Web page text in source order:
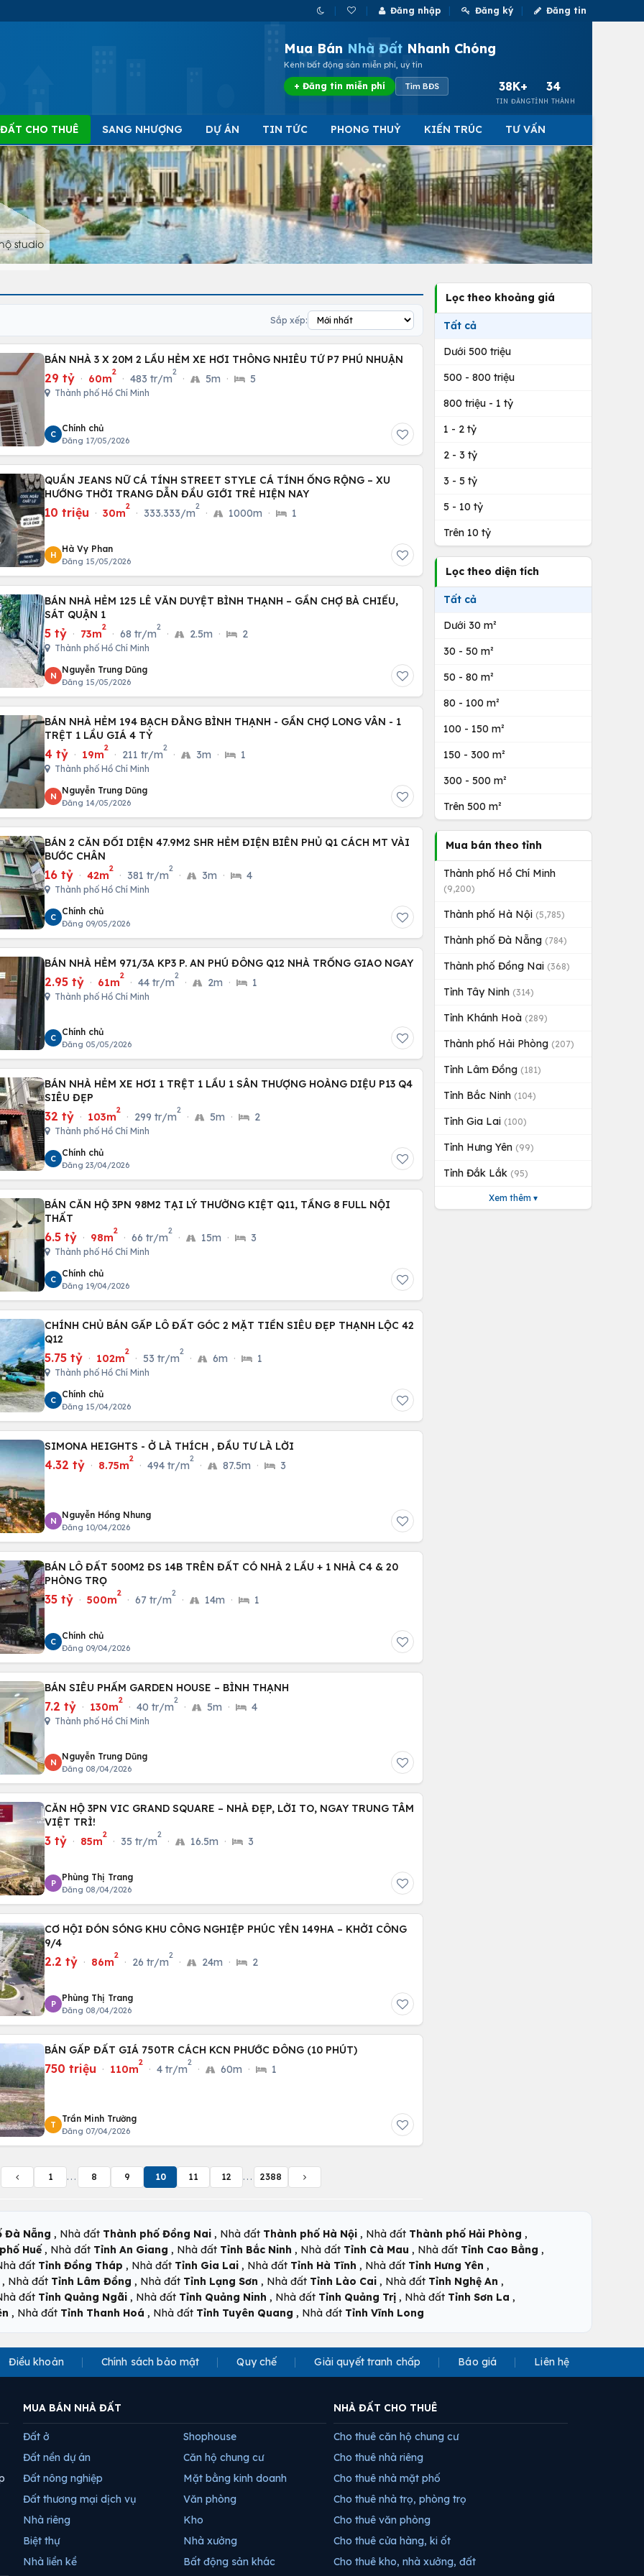
Đăng nhập Đăng ký Đăng tin
Mua Bán Nhà Đất Nhanh Chóng
Kênh bất động sản miễn phí, uy tín
+ Đăng tin miễn phí Tìm BĐS 38K+
TIN ĐĂNG
34
TỈNH THÀNH
CHO THUÊ SANG NHƯỢNG DỰ ÁN TIN TỨC PHONG THUỶ KIẾN TRÚC TƯ VẤN
studio
Sắp xếp:
BÁN NHÀ 3 X 20M 2 LẦU HẺM XE HƠI THÔNG NHIÊU TỨ P7 PHÚ NHUẬN
29 tỷ · 60m
2
· 483 tr/m
2
· 5m · 5
Thành phố Hồ Chí Minh
C
Chính chủ
Đăng 17/05/2026
QUẦN JEANS NỮ CÁ TÍNH STREET STYLE CÁ TÍNH ỐNG RỘNG – XU
HƯỚNG THỜI TRANG DẪN ĐẦU GIỚI TRẺ HIỆN NAY
10 triệu · 30m
2
· 333.333/m
2
· 1000m · 1
H
Hà Vy Phan
Đăng 15/05/2026
BÁN NHÀ HẺM 125 LÊ VĂN DUYỆT BÌNH THẠNH – GẦN CHỢ BÀ CHIỂU,
SÁT QUẬN 1
5 tỷ · 73m
2
· 68 tr/m
2
· 2.5m · 2
Thành phố Hồ Chí Minh
N
Nguyễn Trung Dũng
Đăng 15/05/2026
BÁN NHÀ HẺM 194 BẠCH ĐẰNG BÌNH THẠNH - GẦN CHỢ LONG VÂN - 1
TRỆT 1 LẦU GIÁ 4 TỶ
4 tỷ · 19m
2
· 211 tr/m
2
· 3m · 1
Thành phố Hồ Chí Minh
N
Nguyễn Trung Dũng
Đăng 14/05/2026
BÁN 2 CĂN ĐỐI DIỆN 47.9M2 SHR HẺM ĐIỆN BIÊN PHỦ Q1 CÁCH MT VÀI
BƯỚC CHÂN
16 tỷ · 42m
2
· 381 tr/m
2
· 3m · 4
Thành phố Hồ Chí Minh
C
Chính chủ
Đăng 09/05/2026
BÁN NHÀ HẺM 971/3A KP3 P. AN PHÚ ĐÔNG Q12 NHÀ TRỐNG GIAO NGAY
2.95 tỷ · 61m
2
· 44 tr/m
2
· 2m · 1
Thành phố Hồ Chí Minh
C
Chính chủ
Đăng 05/05/2026
BÁN NHÀ HẺM XE HƠI 1 TRỆT 1 LẦU 1 SÂN THƯỢNG HOÀNG DIỆU P13 Q4
SIÊU ĐẸP
32 tỷ · 103m
2
· 299 tr/m
2
· 5m · 2
Thành phố Hồ Chí Minh
C
Chính chủ
Đăng 23/04/2026
BÁN CĂN HỘ 3PN 98M2 TẠI LÝ THƯỜNG KIỆT Q11, TẦNG 8 FULL NỘI
THẤT
6.5 tỷ · 98m
2
· 66 tr/m
2
· 15m · 3
Thành phố Hồ Chí Minh
C
Chính chủ
Đăng 19/04/2026
CHÍNH CHỦ BÁN GẤP LÔ ĐẤT GÓC 2 MẶT TIỀN SIÊU ĐẸP THẠNH LỘC 42
Q12
5.75 tỷ · 102m
2
· 53 tr/m
2
· 6m · 1
Thành phố Hồ Chí Minh
C
Chính chủ
Đăng 15/04/2026
SIMONA HEIGHTS - Ở LÀ THÍCH , ĐẦU TƯ LÀ LỜI
4.32 tỷ · 8.75m
2
· 494 tr/m
2
· 87.5m · 3
N
Nguyễn Hồng Nhung
Đăng 10/04/2026
BÁN LÔ ĐẤT 500M2 ĐS 14B TRÊN ĐẤT CÓ NHÀ 2 LẦU + 1 NHÀ C4 & 20
PHÒNG TRỌ
35 tỷ · 500m
2
· 67 tr/m
2
· 14m · 1
C
Chính chủ
Đăng 09/04/2026
BÁN SIÊU PHẨM GARDEN HOUSE – BÌNH THẠNH
7.2 tỷ · 130m
2
· 40 tr/m
2
· 5m · 4
Thành phố Hồ Chí Minh
N
Nguyễn Trung Dũng
Đăng 08/04/2026
CĂN HỘ 3PN VIC GRAND SQUARE – NHÀ ĐẸP, LỜI TO, NGAY TRUNG TÂM
VIỆT TRÌ!
3 tỷ · 85m
2
· 35 tr/m
2
· 16.5m · 3
P
Phùng Thị Trang
Đăng 08/04/2026
CƠ HỘI ĐÓN SÓNG KHU CÔNG NGHIỆP PHÚC YÊN 149HA – KHỞI CÔNG
9/4
2.2 tỷ · 86m
2
· 26 tr/m
2
· 24m · 2
P
Phùng Thị Trang
Đăng 08/04/2026
BÁN GẤP ĐẤT GIÁ 750TR CÁCH KCN PHƯỚC ĐÔNG (10 PHÚT)
750 triệu · 110m
2
· 4 tr/m
2
· 60m · 1
T
Trần Minh Trường
Đăng 07/04/2026
1 ... 8 9 10 11 12 ... 2388
Lọc theo khoảng giá
Tất cả
Dưới 500 triệu
500 - 800 triệu
800 triệu - 1 tỷ
1 - 2 tỷ
2 - 3 tỷ
3 - 5 tỷ
5 - 10 tỷ
Trên 10 tỷ
Lọc theo diện tích
Tất cả
Dưới 30 m²
30 - 50 m²
50 - 80 m²
80 - 100 m²
100 - 150 m²
150 - 300 m²
300 - 500 m²
Trên 500 m²
Mua bán theo tỉnh
Thành phố Hồ Chí Minh
(9,200)
Thành phố Hà Nội (5,785)
Thành phố Đà Nẵng (784)
Thành phố Đồng Nai (368)
Tỉnh Tây Ninh (314)
Tỉnh Khánh Hoà (289)
Thành phố Hải Phòng (207)
Tỉnh Lâm Đồng (181)
Tỉnh Bắc Ninh (104)
Tỉnh Gia Lai (100)
Tỉnh Hưng Yên (99)
Tỉnh Đắk Lắk (95)
Xem thêm ▾
Đà Nẵng , Nhà đất Thành phố Đồng Nai , Nhà đất Thành phố Hà Nội , Nhà đất Thành phố Hải Phòng ,
Huế , Nhà đất Tỉnh An Giang , Nhà đất Tỉnh Bắc Ninh , Nhà đất Tỉnh Cà Mau , Nhà đất Tỉnh Cao Bằng ,
đất Tỉnh Đồng Tháp , Nhà đất Tỉnh Gia Lai , Nhà đất Tỉnh Hà Tĩnh , Nhà đất Tỉnh Hưng Yên ,
, Nhà đất Tỉnh Lâm Đồng , Nhà đất Tỉnh Lạng Sơn , Nhà đất Tỉnh Lào Cai , Nhà đất Tỉnh Nghệ An ,
đất Tỉnh Quảng Ngãi , Nhà đất Tỉnh Quảng Ninh , Nhà đất Tỉnh Quảng Trị , Nhà đất Tỉnh Sơn La ,
, Nhà đất Tỉnh Thanh Hoá , Nhà đất Tỉnh Tuyên Quang , Nhà đất Tỉnh Vĩnh Long
Điều khoản Chính sách bảo mật Quy chế Giải quyết tranh chấp Báo giá Liên hệ
MUA BÁN NHÀ ĐẤT
Đất ở
Đất nền dự án
Đất nông nghiệp
Đất thương mại dịch vụ
Nhà riêng
Biệt thự
Nhà liền kề
Shophouse
Căn hộ chung cư
Mặt bằng kinh doanh
Văn phòng
Kho
Nhà xưởng
Bất động sản khác
NHÀ ĐẤT CHO THUÊ
Cho thuê căn hộ chung cư
Cho thuê nhà riêng
Cho thuê nhà mặt phố
Cho thuê nhà trọ, phòng trọ
Cho thuê văn phòng
Cho thuê cửa hàng, ki ốt
Cho thuê kho, nhà xưởng, đất